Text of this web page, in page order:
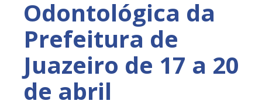
Odontológica da
Prefeitura de
Juazeiro de 17 a 20
de abril